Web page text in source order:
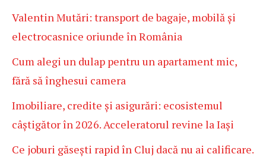
Valentin Mutări: transport de bagaje, mobilă și
electrocasnice oriunde în România
Cum alegi un dulap pentru un apartament mic,
fără să înghesui camera
Imobiliare, credite și asigurări: ecosistemul
câștigător în 2026. Acceleratorul revine la Iași
Ce joburi găsești rapid în Cluj dacă nu ai calificare.